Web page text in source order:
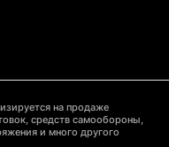
на продаже
средств самообороны,
и много другого